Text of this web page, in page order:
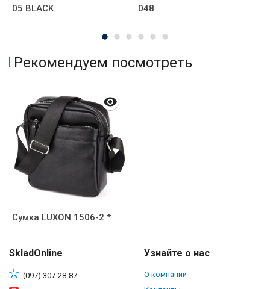
05 BLACK
048
Рекомендуем посмотреть
Сумка LUXON 1506-2 *
SkladOnline
(097) 307-28-87
Узнайте о нас
О компании